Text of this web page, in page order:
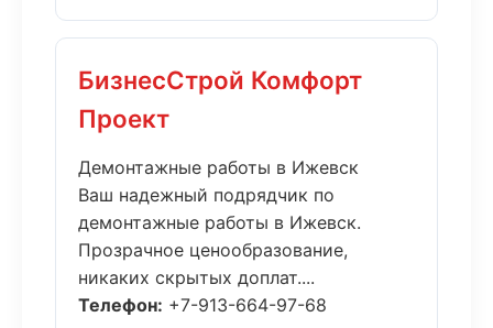
БизнесСтрой Комфорт
Проект
Демонтажные работы в Ижевск
Ваш надежный подрядчик по
демонтажные работы в Ижевск.
Прозрачное ценообразование,
никаких скрытых доплат....
Телефон: +7-913-664-97-68